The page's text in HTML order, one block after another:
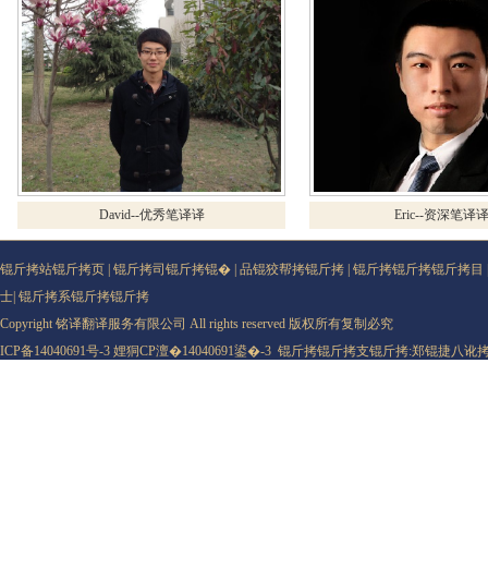
David--优秀笔译译 Eric--资深笔译译
锟斤拷站锟斤拷页 锟斤拷司锟斤拷锟� 品锟狡帮拷锟斤拷 锟斤拷锟斤拷锟斤拷目
士 锟斤拷系锟斤拷锟斤拷
Copyright 铭译翻译服务有限公司 All rights reserved 版权所有复制必究
ICP备14040691号-3 娌狪CP澶�14040691鍙�-3 锟斤拷锟斤拷支锟斤拷:郑锟捷八讹